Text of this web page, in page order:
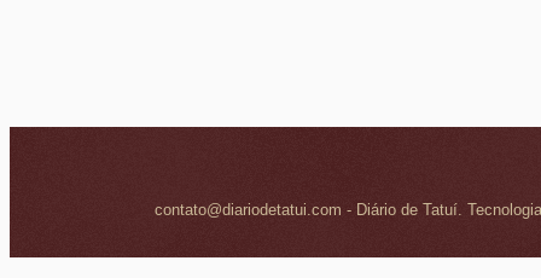
contato@diariodetatui.com - Diário de Tatuí.